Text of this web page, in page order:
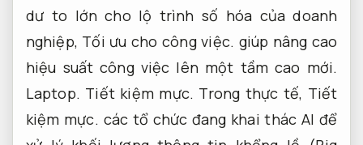
dư to lớn cho lộ trình số hóa của doanh
nghiệp, Tối ưu cho công việc. giúp nâng cao
hiệu suất công việc lên một tầm cao mới.
Laptop. Tiết kiệm mực. Trong thực tế, Tiết
kiệm mực. các tổ chức đang khai thác AI để